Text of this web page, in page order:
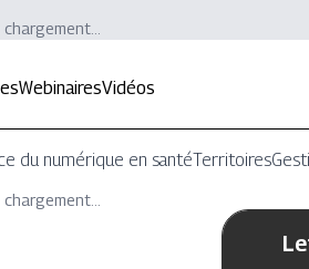
WebinairesVidéos
du numérique en santéTerritoires